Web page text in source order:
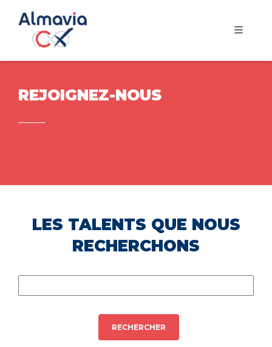
REJOIGNEZ-NOUS
LES TALENTS QUE NOUS
RECHERCHONS
RECHERCHER